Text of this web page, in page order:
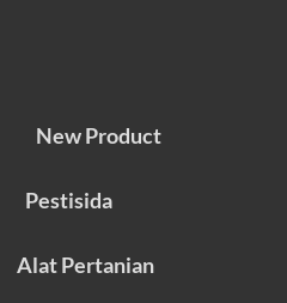
New Product
Pestisida
Alat Pertanian